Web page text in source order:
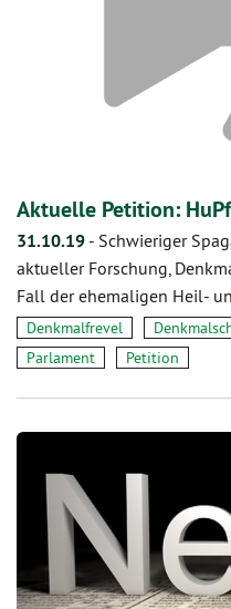
Aktuelle Petition:
31.10.19 - Schwieriger
aktueller Forschung,
Fall der ehemaligen Heil-
Denkmalfrevel
Parlament
Petition